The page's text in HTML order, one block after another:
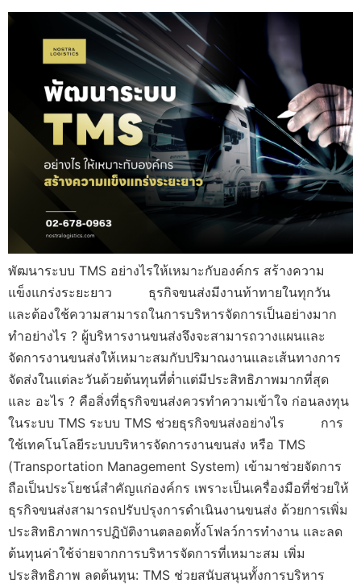
พัฒนาระบบ TMS อย่างไรให้เหมาะกับองค์กร สร้างความ
แข็งแกร่งระยะยาว ธุรกิจขนส่งมีงานท้าทายในทุกวัน
และต้องใช้ความสามารถในการบริหารจัดการเป็นอย่างมาก
ทำอย่างไร ? ผู้บริหารงานขนส่งจึงจะสามารถวางแผนและ
จัดการงานขนส่งให้เหมาะสมกับปริมาณงานและเส้นทางการ
จัดส่งในแต่ละวันด้วยต้นทุนที่ต่ำแต่มีประสิทธิภาพมากที่สุด
และ อะไร ? คือสิ่งที่ธุรกิจขนส่งควรทำความเข้าใจ ก่อนลงทุน
ในระบบ TMS ระบบ TMS ช่วยธุรกิจขนส่งอย่างไร การ
ใช้เทคโนโลยีระบบบริหารจัดการงานขนส่ง หรือ TMS
(Transportation Management System) เข้ามาช่วยจัดการ
ถือเป็นประโยชน์สำคัญแก่องค์กร เพราะเป็นเครื่องมือที่ช่วยให้
ธุรกิจขนส่งสามารถปรับปรุงการดำเนินงานขนส่ง ด้วยการเพิ่ม
ประสิทธิภาพการปฏิบัติงานตลอดทั้งโฟลว์การทำงาน และลด
ต้นทุนค่าใช้จ่ายจากการบริหารจัดการที่เหมาะสม เพิ่ม
ประสิทธิภาพ ลดต้นทุน: TMS ช่วยสนับสนุนทั้งการบริหาร